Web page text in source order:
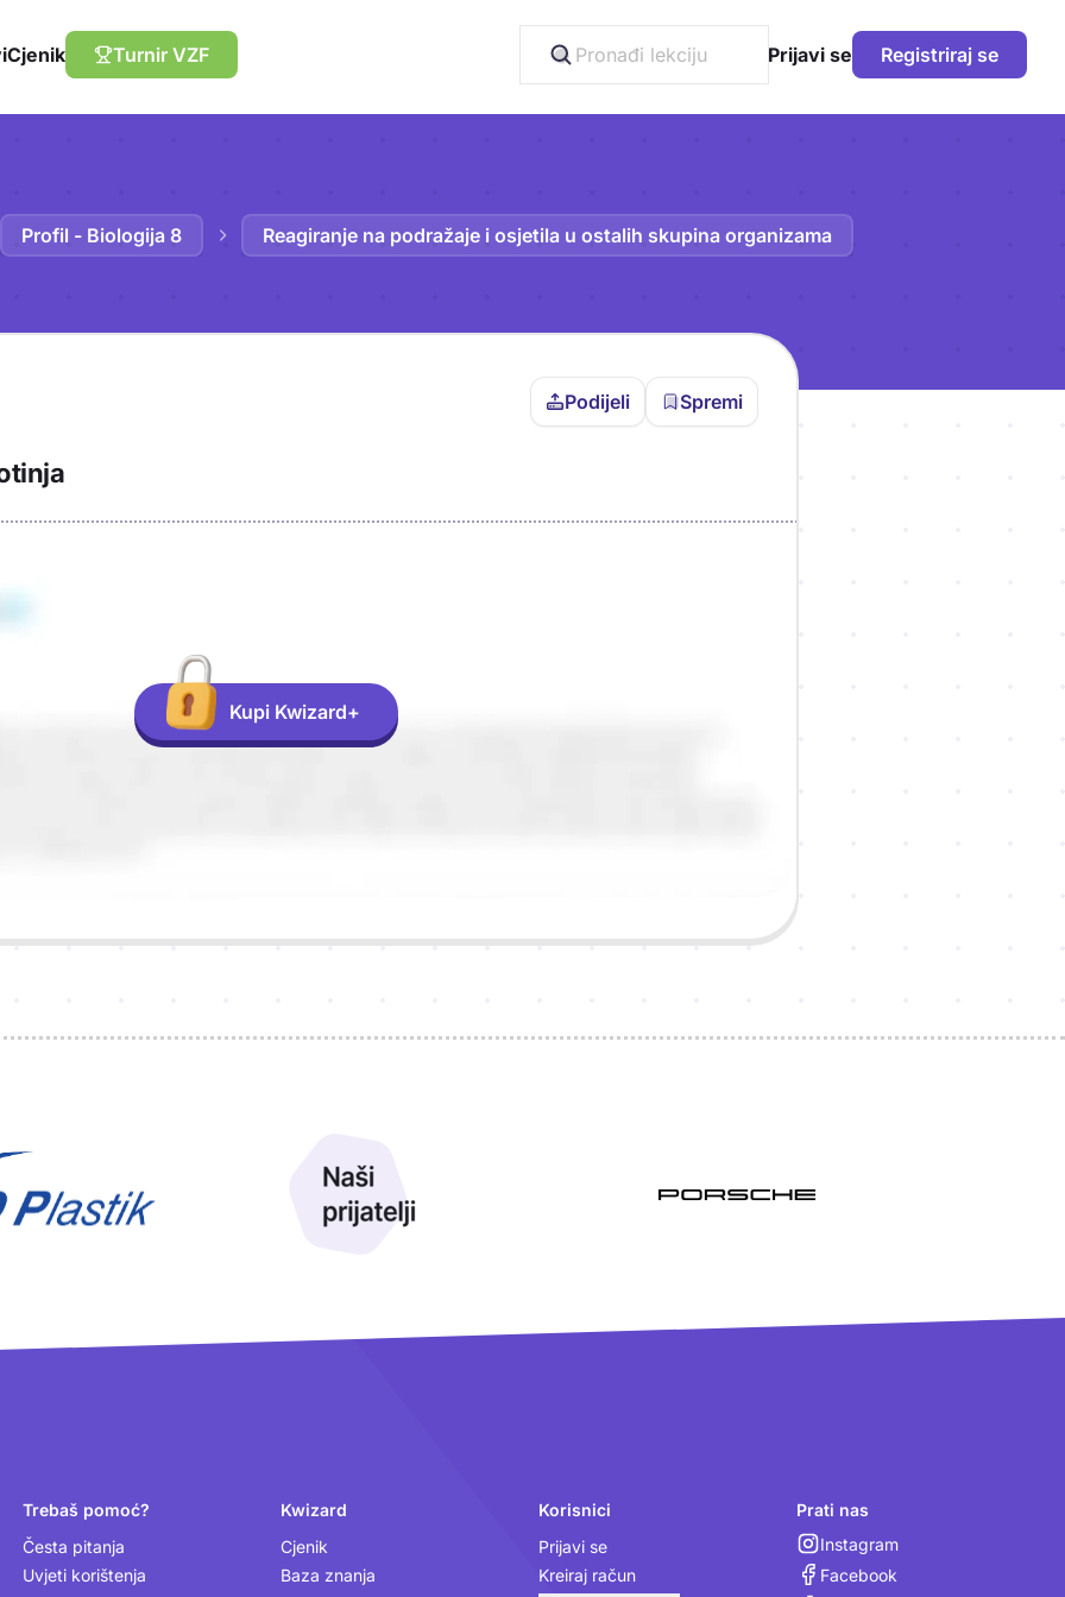
Cjenik Turnir VZF Prijavi se Registriraj se
Profil - Biologija 8 Reagiranje na podražaje i osjetila u ostalih skupina organizama
Podijeli Spremi
Kupi Kwizard+
Trebaš pomoć?
Česta pitanja
Uvjeti korištenja
Kwizard
Cjenik
Baza znanja
Korisnici
Prijavi se
Kreiraj račun
Prati nas
Instagram
Facebook